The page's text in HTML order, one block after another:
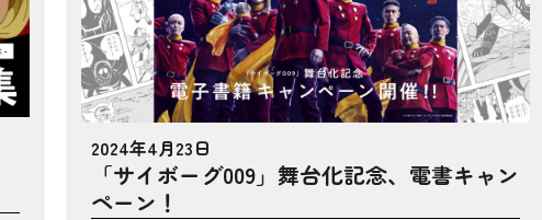
2024年4月23日
「サイボーグ009」舞台化記念、電書キャン
ペーン！